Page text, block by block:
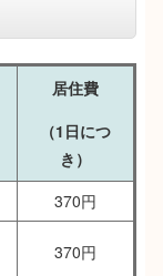
居住費
（1日につ
き）
370円
370円